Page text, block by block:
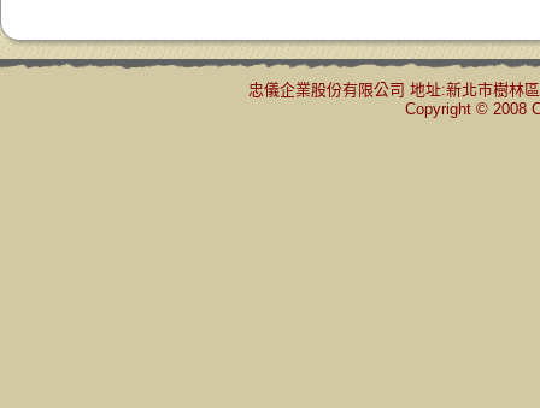
忠儀企業股份有限公司 地址:新北市樹林
Copyright © 2008